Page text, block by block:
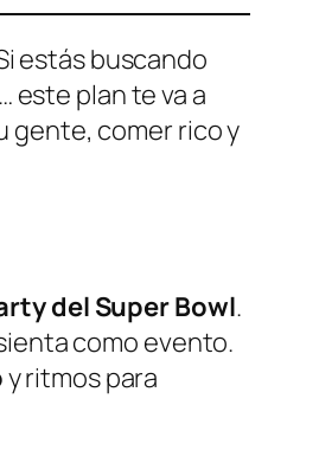
estás buscando
este plan te va a
gente, comer rico y
del Super Bowl.
como evento.
y ritmos para